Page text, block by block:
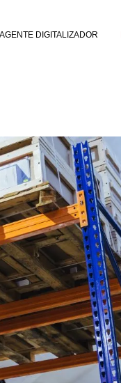
AGENTE DIGITALIZADOR